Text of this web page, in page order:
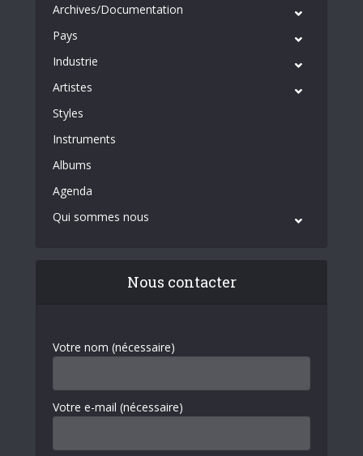
Archives/Documentation
Pays
Industrie
Artistes
Styles
Instruments
Albums
Agenda
Qui sommes nous
Nous contacter
Votre nom (nécessaire)
Votre e-mail (nécessaire)